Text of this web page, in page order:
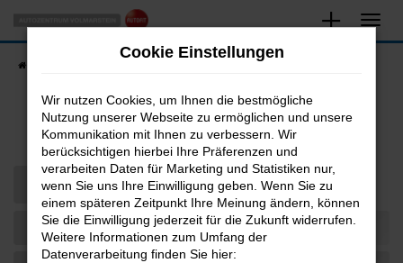
Zum
Hauptinhalt
springen
Fahrzeugsuche
Fahrzeug-Showroom
Cookie Einstellungen
Wir nutzen Cookies, um Ihnen die bestmögliche
Nutzung unserer Webseite zu ermöglichen und unsere
Kommunikation mit Ihnen zu verbessern. Wir
berücksichtigen hierbei Ihre Präferenzen und
verarbeiten Daten für Marketing und Statistiken nur,
wenn Sie uns Ihre Einwilligung geben. Wenn Sie zu
einem späteren Zeitpunkt Ihre Meinung ändern, können
Sie die Einwilligung jederzeit für die Zukunft widerrufen.
Weitere Informationen zum Umfang der
Datenverarbeitung finden Sie hier: